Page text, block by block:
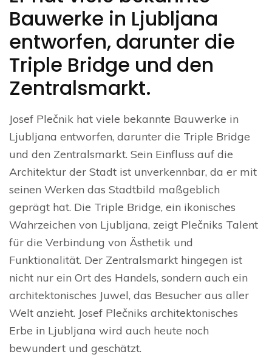
Bauwerke in Ljubljana
entworfen, darunter die
Triple Bridge und den
Zentralsmarkt.
Josef Plečnik hat viele bekannte Bauwerke in
Ljubljana entworfen, darunter die Triple Bridge
und den Zentralsmarkt. Sein Einfluss auf die
Architektur der Stadt ist unverkennbar, da er mit
seinen Werken das Stadtbild maßgeblich
geprägt hat. Die Triple Bridge, ein ikonisches
Wahrzeichen von Ljubljana, zeigt Plečniks Talent
für die Verbindung von Ästhetik und
Funktionalität. Der Zentralsmarkt hingegen ist
nicht nur ein Ort des Handels, sondern auch ein
architektonisches Juwel, das Besucher aus aller
Welt anzieht. Josef Plečniks architektonisches
Erbe in Ljubljana wird auch heute noch
bewundert und geschätzt.